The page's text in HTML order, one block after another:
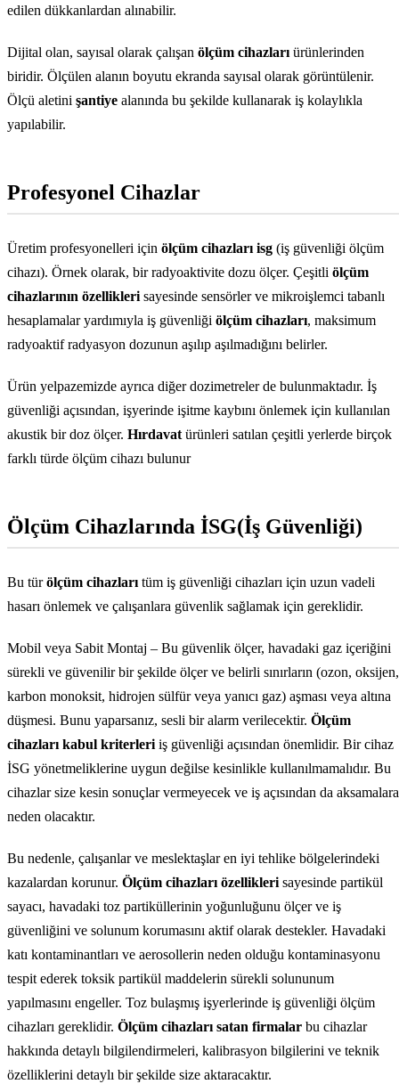
edilen dükkanlardan alınabilir.
Dijital olan, sayısal olarak çalışan ölçüm cihazları ürünlerinden
biridir. Ölçülen alanın boyutu ekranda sayısal olarak görüntülenir.
Ölçü aletini şantiye alanında bu şekilde kullanarak iş kolaylıkla
yapılabilir.
Profesyonel Cihazlar
Üretim profesyonelleri için ölçüm cihazları isg (iş güvenliği ölçüm
cihazı). Örnek olarak, bir radyoaktivite dozu ölçer. Çeşitli ölçüm
cihazlarının özellikleri sayesinde sensörler ve mikroişlemci tabanlı
hesaplamalar yardımıyla iş güvenliği ölçüm cihazları, maksimum
radyoaktif radyasyon dozunun aşılıp aşılmadığını belirler.
Ürün yelpazemizde ayrıca diğer dozimetreler de bulunmaktadır. İş
güvenliği açısından, işyerinde işitme kaybını önlemek için kullanılan
akustik bir doz ölçer. Hırdavat ürünleri satılan çeşitli yerlerde birçok
farklı türde ölçüm cihazı bulunur
Ölçüm Cihazlarında İSG(İş Güvenliği)
Bu türölçüm cihazları tüm iş güvenliği cihazları için uzun vadeli
hasarı önlemek ve çalışanlara güvenlik sağlamak için gereklidir.
Mobil veya Sabit Montaj – Bu güvenlik ölçer, havadaki gaz içeriğini
sürekli ve güvenilir bir şekilde ölçer ve belirli sınırların (ozon, oksijen,
karbon monoksit, hidrojen sülfür veya yanıcı gaz) aşması veya altına
düşmesi. Bunu yaparsanız, sesli bir alarm verilecektir. Ölçüm
cihazları kabul kriterleri iş güvenliği açısından önemlidir. Bir cihaz
İSG yönetmeliklerine uygun değilse kesinlikle kullanılmamalıdır. Bu
cihazlar size kesin sonuçlar vermeyecek ve iş açısından da aksamalara
neden olacaktır.
Bu nedenle, çalışanlar ve meslektaşlar en iyi tehlike bölgelerindeki
kazalardan korunur. Ölçüm cihazları özellikleri sayesinde partikül
sayacı, havadaki toz partiküllerinin yoğunluğunu ölçer ve iş
güvenliğini ve solunum korumasını aktif olarak destekler. Havadaki
katı kontaminantları ve aerosollerin neden olduğu kontaminasyonu
tespit ederek toksik partikül maddelerin sürekli solununum
yapılmasını engeller. Toz bulaşmış işyerlerinde iş güvenliği ölçüm
cihazları gereklidir. Ölçüm cihazları satan firmalar bu cihazlar
hakkında detaylı bilgilendirmeleri, kalibrasyon bilgilerini ve teknik
özelliklerini detaylı bir şekilde size aktaracaktır.